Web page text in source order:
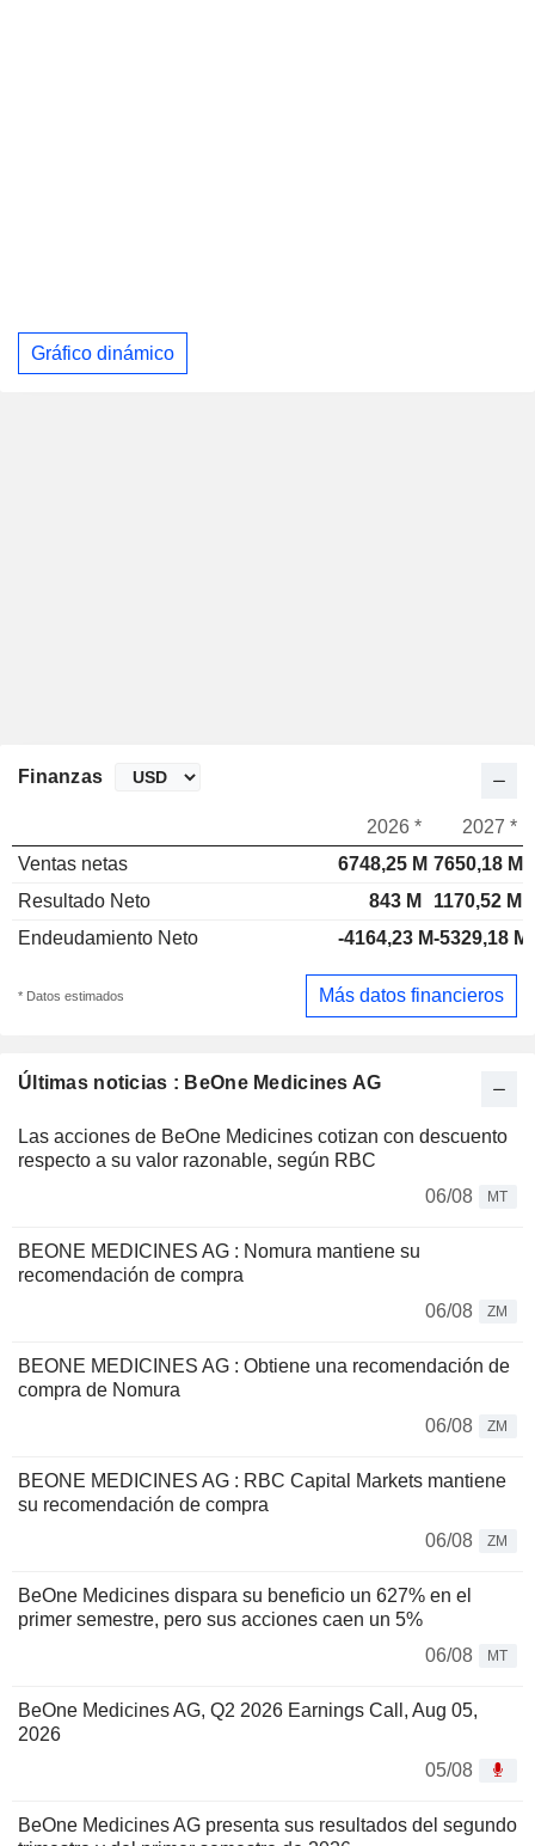
Gráfico dinámico
Últimas noticias : BeOne Medicines AG
Las acciones de BeOne Medicines cotizan con descuento
respecto a su valor razonable, según RBC
06/08
MT
BEONE MEDICINES AG : Nomura mantiene su
recomendación de compra
06/08
ZM
BEONE MEDICINES AG : Obtiene una recomendación de
compra de Nomura
06/08
ZM
BEONE MEDICINES AG : RBC Capital Markets mantiene
su recomendación de compra
06/08
ZM
BeOne Medicines dispara su beneficio un 627% en el
primer semestre, pero sus acciones caen un 5%
06/08
MT
BeOne Medicines AG, Q2 2026 Earnings Call, Aug 05,
2026
05/08
BeOne Medicines AG presenta sus resultados del segundo
Finanzas
2026 *
2027 *
Ventas netas
6748,25 M 7650,18 M
Resultado Neto
843 M
1170,52 M
Endeudamiento Neto
-4164,23 M-5329,18 M
* Datos estimados Más datos financieros